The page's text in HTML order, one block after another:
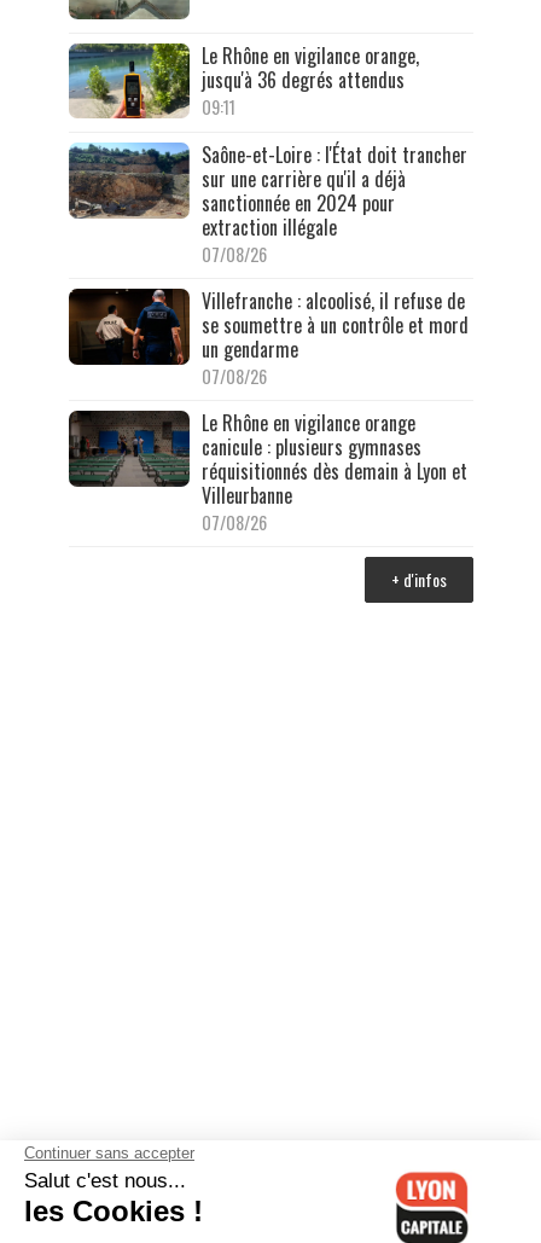
Le Rhône en vigilance orange,
jusqu'à 36 degrés attendus
09:11
Saône-et-Loire : l'État doit trancher
sur une carrière qu'il a déjà
sanctionnée en 2024 pour
extraction illégale
07/08/26
Villefranche : alcoolisé, il refuse de
se soumettre à un contrôle et mord
un gendarme
07/08/26
Le Rhône en vigilance orange
canicule : plusieurs gymnases
réquisitionnés dès demain à Lyon et
Villeurbanne
07/08/26
+ d'infos